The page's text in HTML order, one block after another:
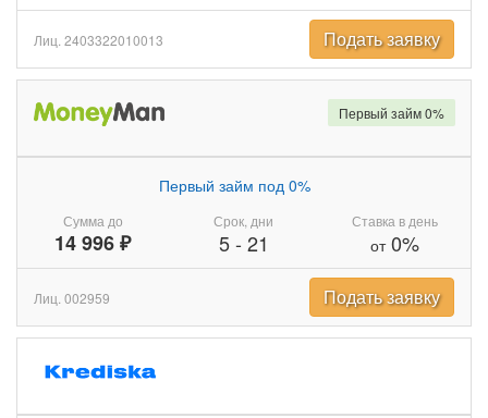
Лиц. 2403322010013 Подать заявку
Сумма до
14 996 ₽
Первый займ под 0%
Срок, дни
5- 21
Ставка в день
от0%
Первый займ 0%
Лиц. 002959 Подать заявку